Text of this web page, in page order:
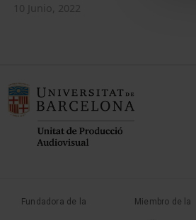
10 Junio, 2022
Fundadora de la Miembro de la